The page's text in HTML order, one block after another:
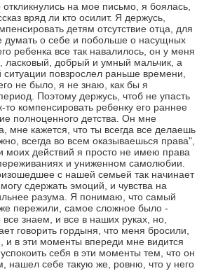
на мое письмо, я боялась,
вряд ли кто осилит. Я держусь,
детям отсутствие отца, для
думать о себе и побольше о насущных
ребенка все так навалилось, он у меня
ласковый, добрый и умный мальчик, а
ситуации повзрослел раньше времени,
не было, я не знаю, как бы я
Поэтому держусь, чтоб не упасть
то компенсировать ребенку его раннее
полноценного детства. Он мне
мне кажется, что ты всегда все делаешь
всегда во всем оказываешься права",
моих действий я просто не имею права
и униженном самолюбии.
с нашей семьей так начинает
сдержать эмоций, и чувства на
разума. Я понимаю, что самый
пережили, самое сложное было -
знаем, и все в наших руках, но,
говорить гордыня, что меня бросили,
и в эти моменты впереди мне видится
себя в эти моменты тем, что он
нашел себе такую же, ровню, что у него